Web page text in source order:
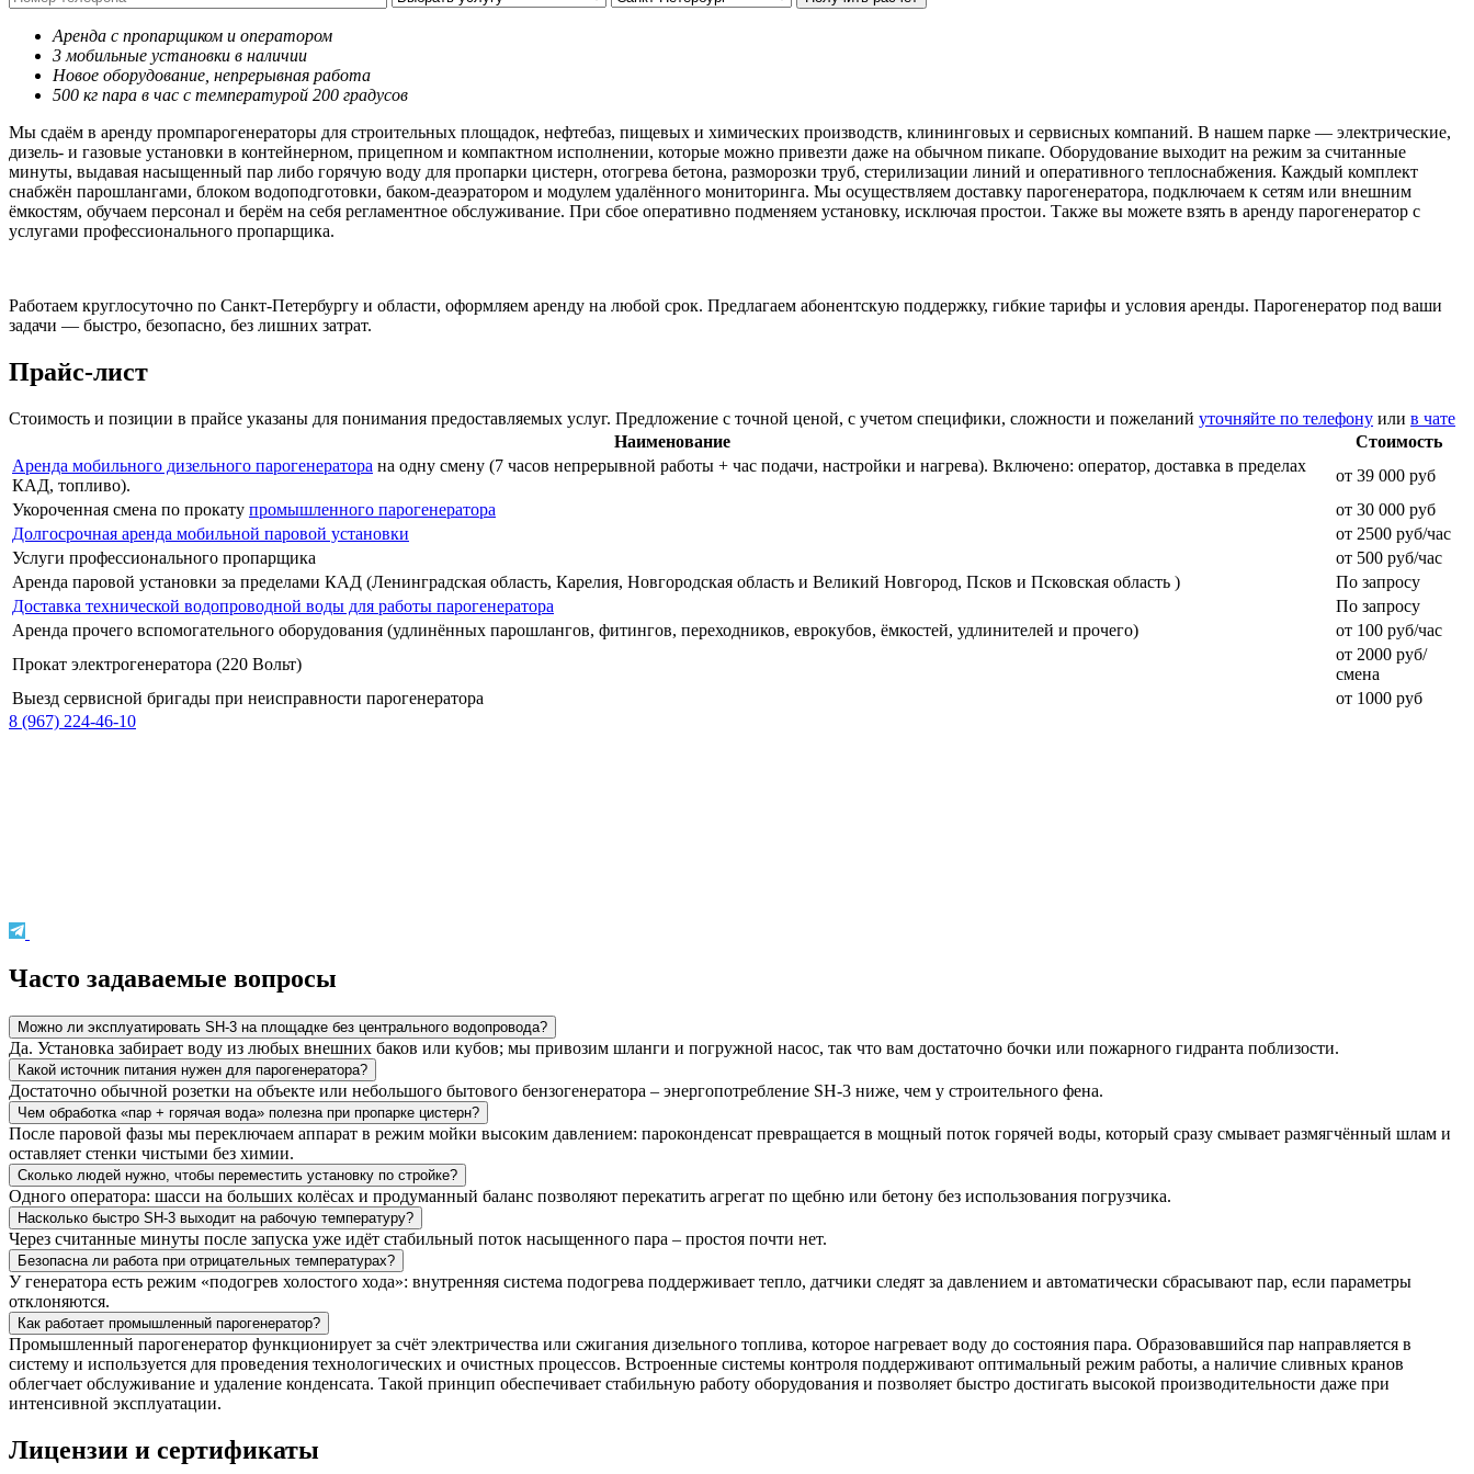
Аренда с пропарщиком и оператором
3 мобильные установки в наличии
Новое оборудование, непрерывная работа
500 кг пара в час с температурой 200 градусов
Мы сдаём в аренду промпарогенераторы для строительных площадок, нефтебаз, пищевых и химических производств, клининговых и сервисных компаний. В нашем парке — электрические,
дизель- и газовые установки в контейнерном, прицепном и компактном исполнении, которые можно привезти даже на обычном пикапе. Оборудование выходит на режим за считанные
минуты, выдавая насыщенный пар либо горячую воду для пропарки цистерн, отогрева бетона, разморозки труб, стерилизации линий и оперативного теплоснабжения. Каждый комплект
снабжён парошлангами, блоком водоподготовки, баком-деаэратором и модулем удалённого мониторинга. Мы осуществляем доставку парогенератора, подключаем к сетям или внешним
ёмкостям, обучаем персонал и берём на себя регламентное обслуживание. При сбое оперативно подменяем установку, исключая простои. Также вы можете взять в аренду парогенератор с
услугами профессионального пропарщика.
Работаем круглосуточно по Санкт-Петербургу и области, оформляем аренду на любой срок. Предлагаем абонентскую поддержку, гибкие тарифы и условия аренды. Парогенератор под ваши
задачи — быстро, безопасно, без лишних затрат.
Прайс-лист
Стоимость и позиции в прайсе указаны для понимания предоставляемых услуг. Предложение с точной ценой, с учетом специфики, сложности и пожеланий уточняйте по телефону или в чате
Наименование
Стоимость
Аренда мобильного дизельного парогенератора на одну смену (7 часов непрерывной работы + час подачи, настройки и нагрева). Включено: оператор, доставка в пределах
КАД, топливо).
от 39 000 руб
Укороченная смена по прокату промышленного парогенератора
от 30 000 руб
Долгосрочная аренда мобильной паровой установки
от 2500 руб/час
Услуги профессионального пропарщика
от 500 руб/час
Аренда паровой установки за пределами КАД (Ленинградская область, Карелия, Новгородская область и Великий Новгород, Псков и Псковская область )
По запросу
Доставка технической водопроводной воды для работы парогенератора
По запросу
Аренда прочего вспомогательного оборудования (удлинённых парошлангов, фитингов, переходников, еврокубов, ёмкостей, удлинителей и прочего)
от 100 руб/час
Прокат электрогенератора (220 Вольт)
от 2000 руб/
смена
Выезд сервисной бригады при неисправности парогенератора
от 1000 руб
8 (967) 224-46-10
Часто задаваемые вопросы
Можно ли эксплуатировать SH-3 на площадке без центрального водопровода?
Да. Установка забирает воду из любых внешних баков или кубов; мы привозим шланги и погружной насос, так что вам достаточно бочки или пожарного гидранта поблизости.
Какой источник питания нужен для парогенератора?
Достаточно обычной розетки на объекте или небольшого бытового бензогенератора – энергопотребление SH-3 ниже, чем у строительного фенa.
Чем обработка «пар + горячая вода» полезна при пропарке цистерн?
После паровой фазы мы переключаем аппарат в режим мойки высоким давлением: пароконденсат превращается в мощный поток горячей воды, который сразу смывает размягчённый шлам и
оставляет стенки чистыми без химии.
Сколько людей нужно, чтобы переместить установку по стройке?
Одного оператора: шасси на больших колёсах и продуманный баланс позволяют перекатить агрегат по щебню или бетону без использования погрузчика.
Насколько быстро SH-3 выходит на рабочую температуру?
Через считанные минуты после запуска уже идёт стабильный поток насыщенного пара – простоя почти нет.
Безопасна ли работа при отрицательных температурах?
У генератора есть режим «подогрев холостого хода»: внутренняя система подогрева поддерживает тепло, датчики следят за давлением и автоматически сбрасывают пар, если параметры
отклоняются.
Как работает промышленный парогенератор?
Промышленный парогенератор функционирует за счёт электричества или сжигания дизельного топлива, которое нагревает воду до состояния пара. Образовавшийся пар направляется в
систему и используется для проведения технологических и очистных процессов. Встроенные системы контроля поддерживают оптимальный режим работы, а наличие сливных кранов
облегчает обслуживание и удаление конденсата. Такой принцип обеспечивает стабильную работу оборудования и позволяет быстро достигать высокой производительности даже при
интенсивной эксплуатации.
Лицензии и сертификаты